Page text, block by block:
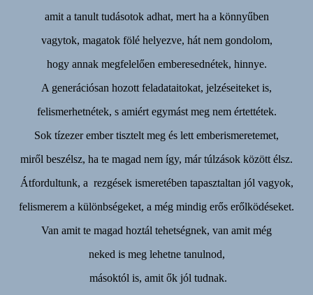
amit a tanult tudásotok adhat, mert ha a könnyűben
vagytok, magatok fölé helyezve, hát nem gondolom,
hogy annak megfelelően emberesednétek, hinnye.
A generációsan hozott feladataitokat, jelzéseiteket is,
felismerhetnétek, s amiért egymást meg nem értettétek.
Sok tízezer ember tisztelt meg és lett emberismeretemet,
miről beszélsz, ha te magad nem így, már túlzások között élsz.
Átfordultunk, a rezgések ismeretében tapasztaltan jól vagyok,
felismerem a különbségeket, a még mindig erős erőlködéseket.
Van amit te magad hoztál tehetségnek, van amit még
neked is meg lehetne tanulnod,
másoktól is, amit ők jól tudnak.